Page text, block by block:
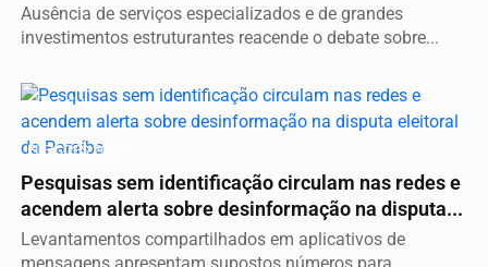
Ausência de serviços especializados e de grandes
investimentos estruturantes reacende o debate sobre...
Vídeo
ELEIÇÕES 2026
Pesquisas sem identificação circulam nas redes e
acendem alerta sobre desinformação na disputa...
Levantamentos compartilhados em aplicativos de